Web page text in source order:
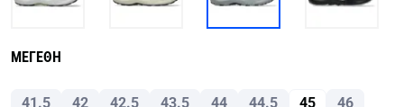
ΜΕΓΕΘΗ
41.5 42 42.5 43.5 44 44.5 45
46